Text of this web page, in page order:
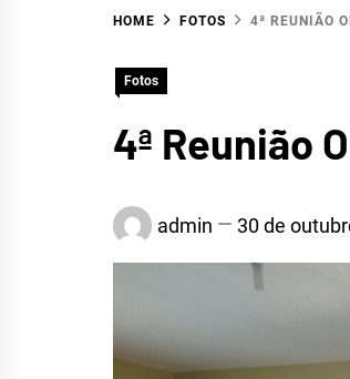
HOME FOTOS 4ª REUNIÃO
Fotos
4ª Reunião
admin 30 de